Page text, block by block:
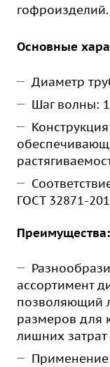
гофроизделий.
Основные
Диаметр
Шаг волны:
ГОСТ 32871-
Преимущества:
ассортимент
позволяющий
размеров для
лишних затрат